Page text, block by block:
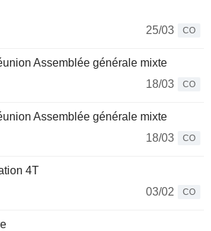
25/03
CO
Assemblée générale mixte
18/03
CO
Assemblée générale mixte
18/03
CO
4T
03/02
CO